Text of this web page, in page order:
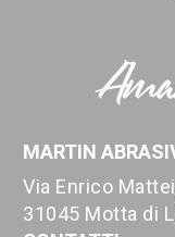
MARTIN
Via Enrico
31045 Motta di